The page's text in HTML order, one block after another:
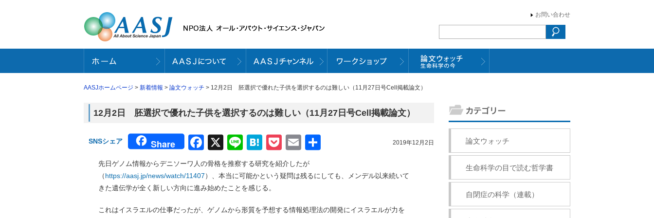
お問い合わせ
AASJホームページ > 新着情報 > 論文ウォッチ > 12月2日 胚選択で優れた子供を選択するのは難しい（11月27日号Cell掲載論文）
12月2日 胚選択で優れた子供を選択するのは難しい（11月27日号Cell掲載論文）
2019年12月2日
SNSシェア Share Facebook
X LineHatena
Pocket
Email
先日ゲノム情報からデニソーワ人の骨格を推察する研究を紹介したが
（https://aasj.jp/news/watch/11407）、本当に可能かという疑問は残るにしても、メンデル以来続いて
きた遺伝学が全く新しい方向に進み始めたことを感じる。
これはイスラエルの仕事だったが、ゲノムから形質を予想する情報処理法の開発にイスラエルが力を
論文ウォッチ
生命科学の目で読む哲学書
自閉症の科学（連載）